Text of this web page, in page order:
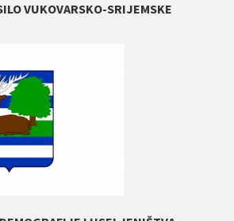
VUKOVARSKO-SRIJEMSKE